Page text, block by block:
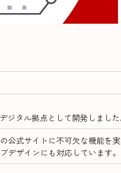
タル拠点として開発しました
式サイトに不可欠な機能を実
ザインにも対応しています。